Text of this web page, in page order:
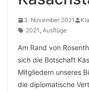
3. November 2021
2021 , Ausflüge
Am Rand von
sich die Botschaft
Mitgliedern unseres
die diplomatische